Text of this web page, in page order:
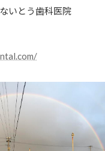
いとう歯科医院